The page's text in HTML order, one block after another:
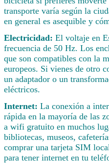
transporte varía según la
en general es asequible y
Electricidad: El voltaje en
frecuencia de 50 Hz. Los
que son compatibles con la
europeos. Si vienes de otro
un adaptador o un
eléctricos.
Internet: La conexión a
rápida en la mayoría de las
a wifi gratuito en muchos
bibliotecas, museos,
comprar una tarjeta SIM
para tener internet en tu